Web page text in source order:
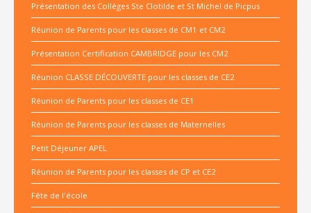
Présentation des Collèges Ste Clotilde et St Michel de Picpus
Réunion de Parents pour les classes de CM1 et CM2
Présentation Certification CAMBRIDGE pour les CM2
Réunion CLASSE DÉCOUVERTE pour les classes de CE2
Réunion de Parents pour les classes de CE1
Réunion de Parents pour les classes de Maternelles
Petit Déjeuner APEL
Réunion de Parents pour les classes de CP et CE2
Fête de l'école